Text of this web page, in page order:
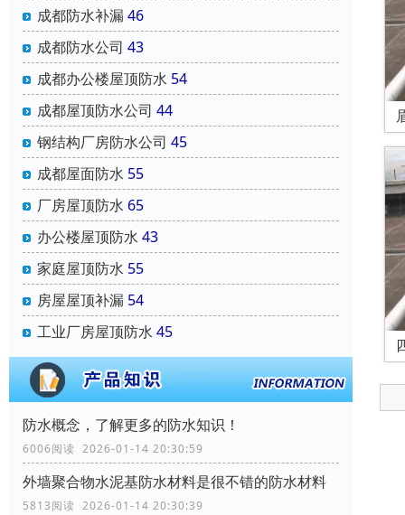
成都防水补漏46
成都防水公司 43
成都办公楼屋顶防水 54
成都屋顶防水公司 44
钢结构厂房防水公司 45
成都屋面防水 55
厂房屋顶防水 65
办公楼屋顶防水 43
家庭屋顶防水 55
房屋屋顶补漏 54
工业厂房屋顶防水 45
防水概念，了解更多的防水知识！
6006阅读 2026-01-14 20:30:59
外墙聚合物水泥基防水材料是很不错的防水材料
5813阅读 2026-01-14 20:30:39